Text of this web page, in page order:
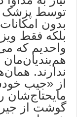
توسط پزشک
بدون
بلکه فقط
واحدیم که
ندارند.
از «جیب
مایحتاج‌شان
گوشت از